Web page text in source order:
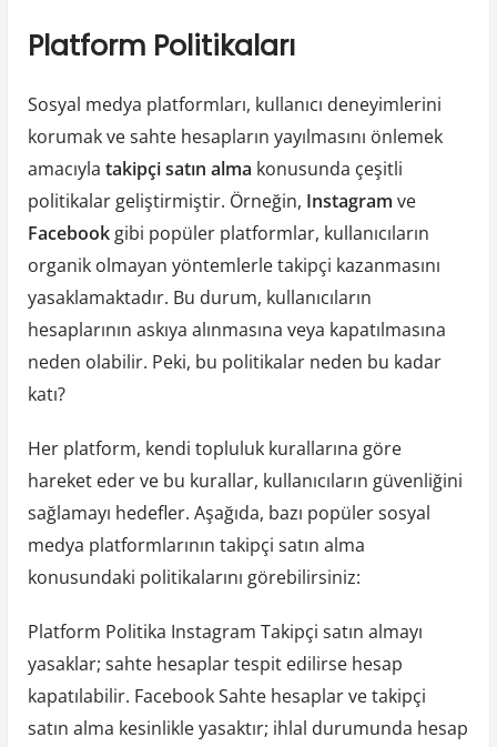
Platform Politikaları
Sosyal medya platformları, kullanıcı deneyimlerini
korumak ve sahte hesapların yayılmasını önlemek
amacıyla takipçi satın alma konusunda çeşitli
politikalar geliştirmiştir. Örneğin, Instagram ve
Facebookgibi popüler platformlar, kullanıcıların
organik olmayan yöntemlerle takipçi kazanmasını
yasaklamaktadır. Bu durum, kullanıcıların
hesaplarının askıya alınmasına veya kapatılmasına
neden olabilir. Peki, bu politikalar neden bu kadar
katı?
Her platform, kendi topluluk kurallarına göre
hareket eder ve bu kurallar, kullanıcıların güvenliğini
sağlamayı hedefler. Aşağıda, bazı popüler sosyal
medya platformlarının takipçi satın alma
konusundaki politikalarını görebilirsiniz:
Platform Politika Instagram Takipçi satın almayı
yasaklar; sahte hesaplar tespit edilirse hesap
kapatılabilir. Facebook Sahte hesaplar ve takipçi
satın alma kesinlikle yasaktır; ihlal durumunda hesap